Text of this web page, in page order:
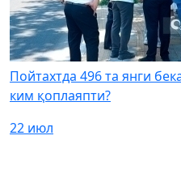
Пойтахтда 496 та янги
ким қоплаяпти?
22 июл